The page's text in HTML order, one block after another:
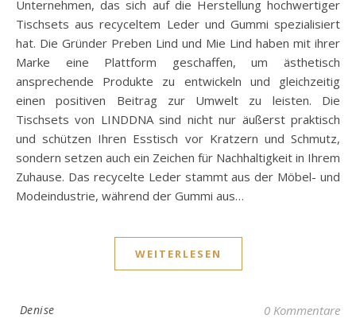
Unternehmen, das sich auf die Herstellung hochwertiger
Tischsets aus recyceltem Leder und Gummi spezialisiert
hat. Die Gründer Preben Lind und Mie Lind haben mit ihrer
Marke eine Plattform geschaffen, um ästhetisch
ansprechende Produkte zu entwickeln und gleichzeitig
einen positiven Beitrag zur Umwelt zu leisten. Die
Tischsets von LINDDNA sind nicht nur äußerst praktisch
und schützen Ihren Esstisch vor Kratzern und Schmutz,
sondern setzen auch ein Zeichen für Nachhaltigkeit in Ihrem
Zuhause. Das recycelte Leder stammt aus der Möbel- und
Modeindustrie, während der Gummi aus…
WEITERLESEN
Denise 0 Kommentare